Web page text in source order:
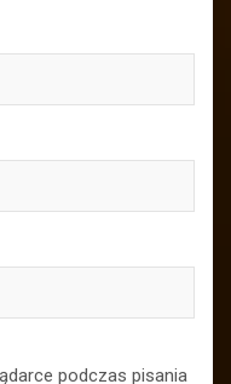
podczas pisania